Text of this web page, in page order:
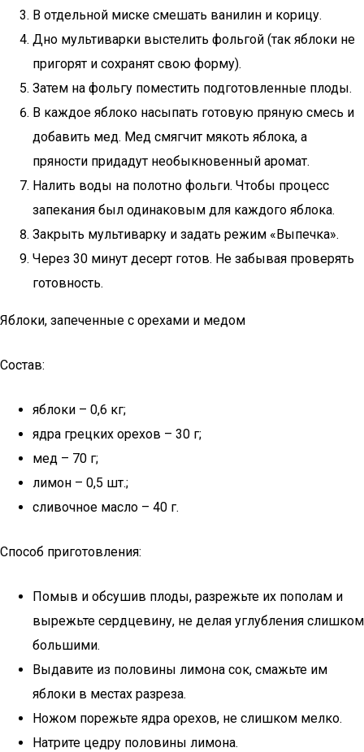
В отдельной миске смешать ванилин и корицу.
Дно мультиварки выстелить фольгой (так яблоки не
пригорят и сохранят свою форму).
Затем на фольгу поместить подготовленные плоды.
В каждое яблоко насыпать готовую пряную смесь и
добавить мед. Мед смягчит мякоть яблока, а
пряности придадут необыкновенный аромат.
Налить воды на полотно фольги. Чтобы процесс
запекания был одинаковым для каждого яблока.
Закрыть мультиварку и задать режим «Выпечка».
Через 30 минут десерт готов. Не забывая проверять
готовность.
Яблоки, запеченные с орехами и медом
Состав:
яблоки – 0,6 кг;
ядра грецких орехов – 30 г;
мед – 70 г;
лимон – 0,5 шт.;
сливочное масло – 40 г.
Способ приготовления:
Помыв и обсушив плоды, разрежьте их пополам и
вырежьте сердцевину, не делая углубления слишком
большими.
Выдавите из половины лимона сок, смажьте им
яблоки в местах разреза.
Ножом порежьте ядра орехов, не слишком мелко.
Натрите цедру половины лимона.